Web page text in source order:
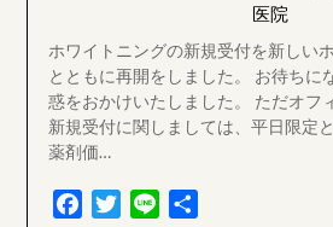
医院
ホワイトニングの新規受付を新しい
とともに再開をしました。 お待ちに
惑をおかけいたしました。 ただオフ
新規受付に関しましては、平日限定
薬剤価…
FacebookTwitter
Line